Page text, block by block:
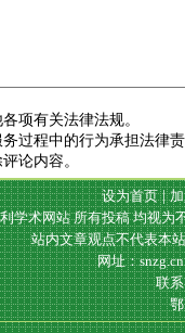
项有关法律法规。
过程中的行为承担法律
论内容。
设为首页|
学术网站 所有投稿 均视为
站内文章观点不代表本
网址：
联